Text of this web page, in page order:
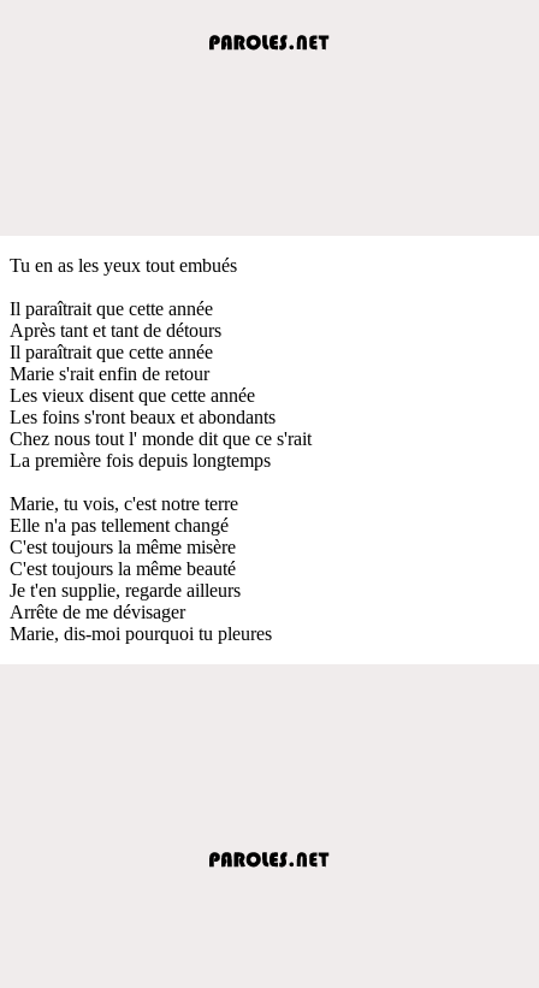
Tu en as les yeux tout embués
Il paraîtrait que cette année
Après tant et tant de détours
Il paraîtrait que cette année
Marie s'rait enfin de retour
Les vieux disent que cette année
Les foins s'ront beaux et abondants
Chez nous tout l' monde dit que ce s'rait
La première fois depuis longtemps
Marie, tu vois, c'est notre terre
Elle n'a pas tellement changé
C'est toujours la même misère
C'est toujours la même beauté
Je t'en supplie, regarde ailleurs
Arrête de me dévisager
Marie, dis-moi pourquoi tu pleures